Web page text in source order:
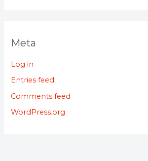
Meta
Log in
Entries feed
Comments feed
WordPress.org